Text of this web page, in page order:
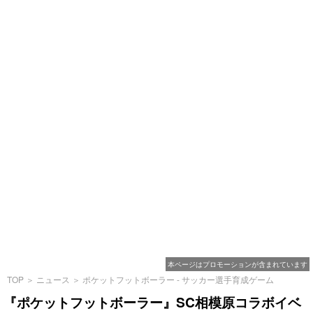
本ページはプロモーションが含まれています
TOP ＞ ニュース ＞ ポケットフットボーラー - サッカー選手育成ゲーム
『ポケットフットボーラー』SC相模原コラボイベ